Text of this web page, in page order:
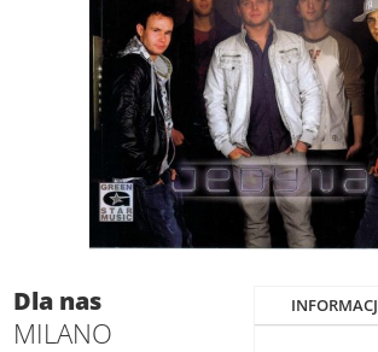
Dla nas
MILANO